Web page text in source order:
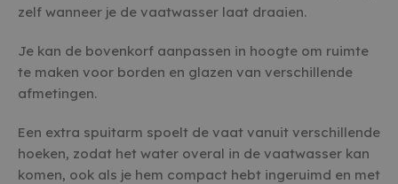
zelf wanneer je de vaatwasser laat draaien.
Je kan de bovenkorf aanpassen in hoogte om ruimte
te maken voor borden en glazen van verschillende
afmetingen.
Een extra spuitarm spoelt de vaat vanuit verschillende
hoeken, zodat het water overal in de vaatwasser kan
komen, ook als je hem compact hebt ingeruimd en met